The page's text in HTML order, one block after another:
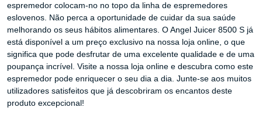
espremedor colocam-no no topo da linha de espremedores
eslovenos. Não perca a oportunidade de cuidar da sua saúde
melhorando os seus hábitos alimentares. O Angel Juicer 8500 S já
está disponível a um preço exclusivo na nossa loja online, o que
significa que pode desfrutar de uma excelente qualidade e de uma
poupança incrível. Visite a nossa loja online e descubra como este
espremedor pode enriquecer o seu dia a dia. Junte-se aos muitos
utilizadores satisfeitos que já descobriram os encantos deste
produto excepcional!